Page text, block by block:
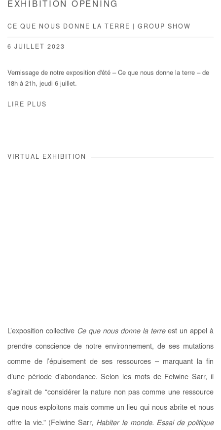
EXHIBITION OPENING
CE QUE NOUS DONNE LA TERRE | GROUP SHOW
6 JUILLET 2023
Vernissage de notre exposition d'été – Ce que nous donne la terre – de
18h à 21h, jeudi 6 juillet.
LIRE PLUS
VIRTUAL EXHIBITION
L’exposition collective Ce que nous donne la terreest un appel à
prendre conscience de notre environnement, de ses mutations
comme de l’épuisement de ses ressources – marquant la fin
d’une période d’abondance. Selon les mots de Felwine Sarr, il
s’agirait de “considérer la nature non pas comme une ressource
que nous exploitons mais comme un lieu qui nous abrite et nous
offre la vie.” ( Felwine Sarr, Habiter le monde. Essai de politique